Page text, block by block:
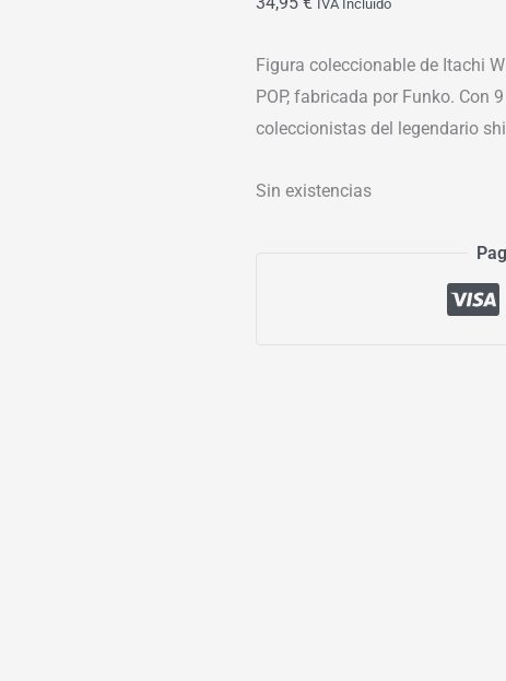
IVA Incluído
Figura coleccionable de Itachi
POP, fabricada por Funko. Con
coleccionistas del legendario
Sin existencias